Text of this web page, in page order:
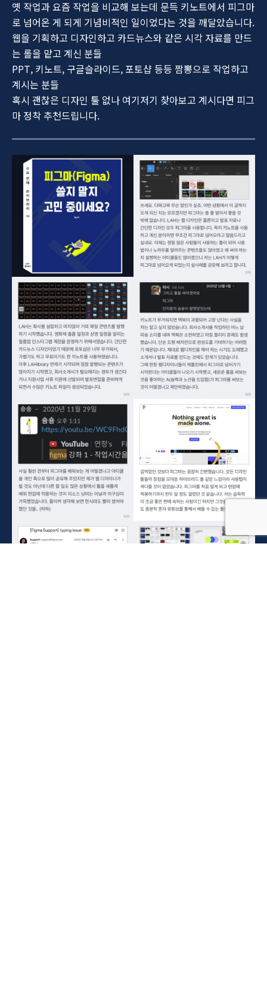
옛 작업과 요즘 작업을 비교해 보는데 문득 키노트에서 피그마
로 넘어온 게 되게 기념비적인 일이었다는 것을 깨달았습니다.
웹을 기획하고 디자인하고 카드뉴스와 같은 시각 자료를 만드
는 롤을 맡고 계신 분들
PPT, 키노트, 구글슬라이드, 포토샵 등등 짬뽕으로 작업하고
계시는 분들
혹시 괜찮은 디자인 툴 없나 여기저기 찾아보고 계시다면 피그
마 정착 추천드립니다.